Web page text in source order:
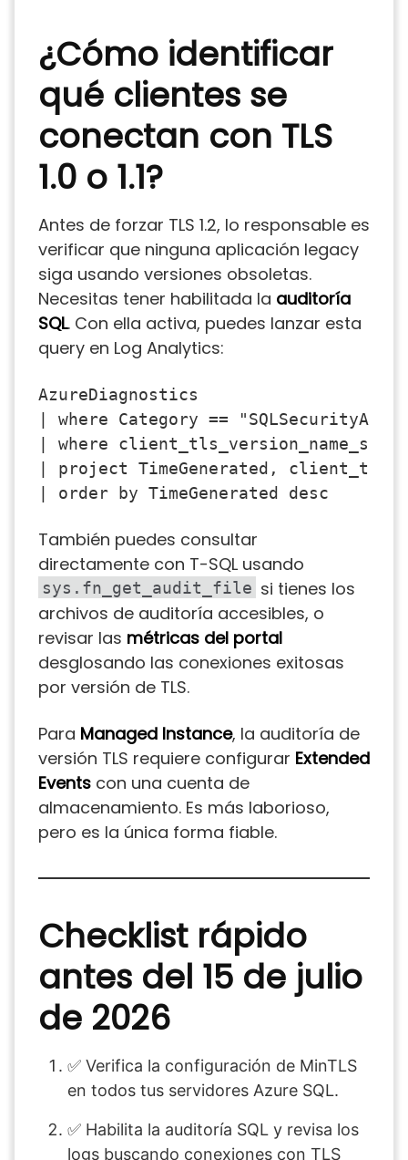
¿Cómo identificar
qué clientes se
conectan con TLS
1.0 o 1.1?
Antes de forzar TLS 1.2, lo responsable es
verificar que ninguna aplicación legacy
siga usando versiones obsoletas.
Necesitas tener habilitada la auditoría
SQL. Con ella activa, puedes lanzar esta
query en Log Analytics:
AzureDiagnostics
| where Category ==
| where client_tls_version_name_s
| project TimeGenerated,
También puedes consultar
directamente con T-SQL usando
sys.fn_get_audit_file si tienes los
archivos de auditoría accesibles, o
revisar las métricas del portal
desglosando las conexiones exitosas
por versión de TLS.
Para Managed Instance, la auditoría de
versión TLS requiere configurar Extended
Events con una cuenta de
almacenamiento. Es más laborioso,
pero es la única forma fiable.
Checklist rápido
antes del 15 de julio
de 2026
✅ Verifica la configuración de MinTLS
en todos tus servidores Azure SQL.
✅ Habilita la auditoría SQL y revisa los
logs buscando conexiones con TLS